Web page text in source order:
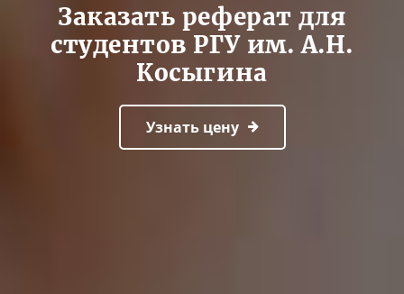
Заказать реферат для
студентов РГУ им. А.Н.
Косыгина
Узнать цену